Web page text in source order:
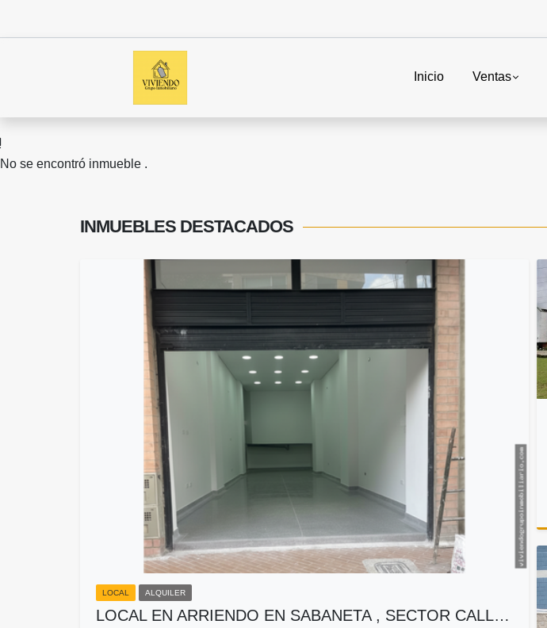
Inicio Ventas
No se encontró inmueble .
INMUEBLES DESTACADOS
LOCAL ALQUILER
LOCAL EN ARRIENDO EN SABANETA , SECTOR CALL…